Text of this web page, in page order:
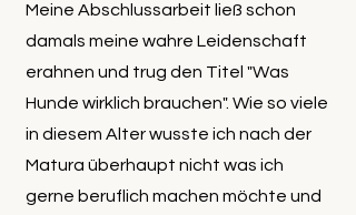
Meine Abschlussarbeit ließ schon
damals meine wahre Leidenschaft
erahnen und trug den Titel "Was
Hunde wirklich brauchen". Wie so viele
in diesem Alter wusste ich nach der
Matura überhaupt nicht was ich
gerne beruflich machen möchte und